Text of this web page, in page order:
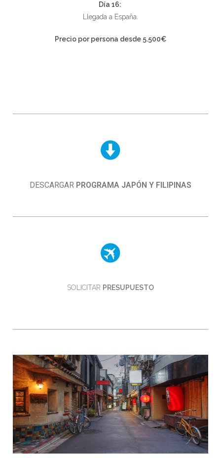
Día 16:
Llegada a España.
Precio por persona desde 5.500€
DESCARGAR PROGRAMA JAPÓN Y FILIPINAS
SOLICITAR PRESUPUESTO